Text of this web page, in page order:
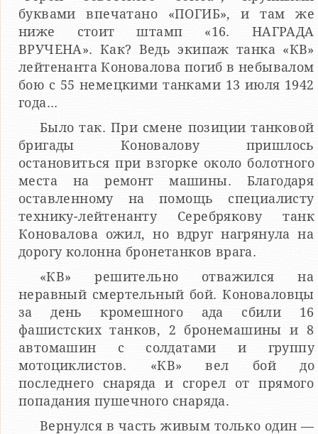
буквами впечатано «ПОГИБ», и там же
ниже стоит штамп «16. НАГРАДА
ВРУЧЕНА». Как? Ведь экипаж танка «КВ»
лейтенанта Коновалова погиб в небывалом
бою с 55 немецкими танками 13 июля 1942
года...
Было так. При смене позиции танковой
бригады Коновалову пришлось
остановиться при взгорке около болотного
места на ремонт машины. Благодаря
оставленному на помощь специалисту
технику-лейтенанту Серебрякову танк
Коновалова ожил, но вдруг нагрянула на
дорогу колонна бронетанков врага.
«КВ» решительно отважился на
неравный смертельный бой. Коноваловцы
за день кромешного ада сбили 16
фашистских танков, 2 бронемашины и 8
автомашин с солдатами и группу
мотоциклистов. «КВ» вел бой до
последнего снаряда и сгорел от прямого
попадания пушечного снаряда.
Вернулся в часть живым только один —